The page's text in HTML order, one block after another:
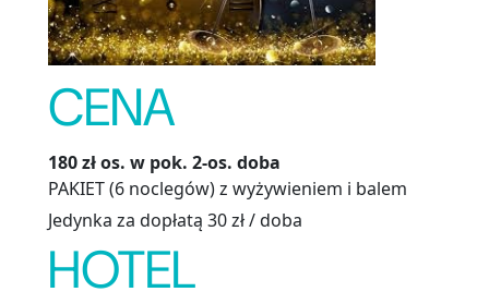
CENA
180 zł os. w pok. 2-os. doba
PAKIET (6 noclegów) z wyżywieniem i balem
Jedynka za dopłatą 30 zł / doba
HOTEL